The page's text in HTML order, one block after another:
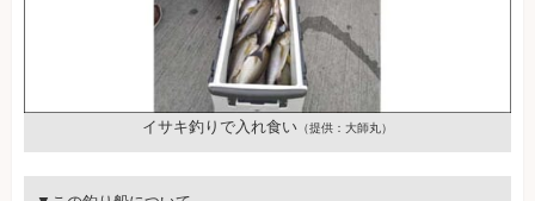
イサキ釣りで入れ食い （提供：大師丸）